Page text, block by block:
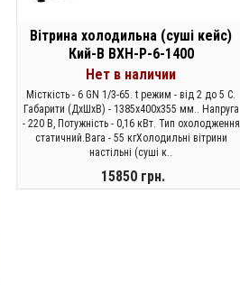
Вітрина холодильна (суші кейс)
Кий-В ВХН-Р-6-1400
Нет в наличии
Місткість - 6 GN 1/3-65. t режим - від 2 до 5 С.
Габарити (ДхШхВ) - 1385х400х355 мм.. Напруга
- 220 В, Потужність - 0,16 кВт. Тип охолодження
статичний.Вага - 55 кгХолодильні вітрини
настільні (суші к..
15850 грн.